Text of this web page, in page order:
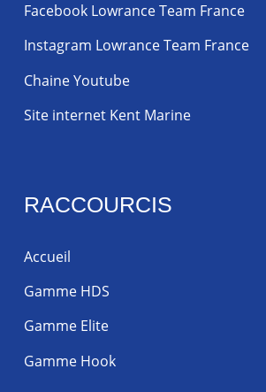
Facebook Lowrance Team France
Instagram Lowrance Team France
Chaine Youtube
Site internet Kent Marine
RACCOURCIS
Accueil
Gamme HDS
Gamme Elite
Gamme Hook